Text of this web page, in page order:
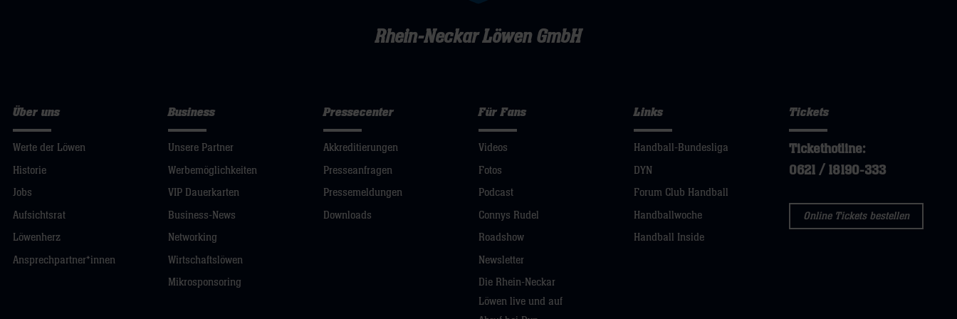
Rhein-Neckar Löwen GmbH
Über uns
Werte der Löwen
Historie
Jobs
Aufsichtsrat
Löwenherz
Ansprechpartner*innen
Business
Unsere Partner
Werbemöglichkeiten
VIP Dauerkarten
Business-News
Networking
Wirtschaftslöwen
Mikrosponsoring
Pressecenter
Akkreditierungen
Presseanfragen
Pressemeldungen
Downloads
Für Fans
Videos
Fotos
Podcast
Connys Rudel
Roadshow
Newsletter
Die Rhein-Neckar
Löwen live und auf
Links
Handball-Bundesliga
DYN
Forum Club Handball
Handballwoche
Handball Inside
Tickets
Tickethotline:
0621 / 18190-333
Online Tickets bestellen